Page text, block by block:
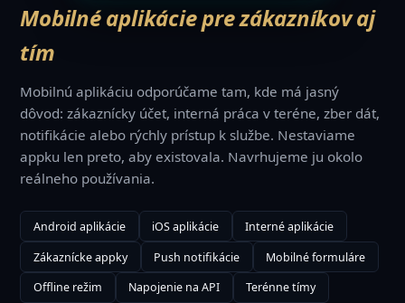
Mobilné aplikácie pre zákazníkov aj
tím
Mobilnú aplikáciu odporúčame tam, kde má jasný
dôvod: zákaznícky účet, interná práca v teréne, zber dát,
notifikácie alebo rýchly prístup k službe. Nestaviame
appku len preto, aby existovala. Navrhujeme ju okolo
reálneho používania.
Android aplikácie iOS aplikácie
Interné aplikácie
Zákaznícke appky
Push notifikácie
Mobilné formuláre
Offline režim
Napojenie na API
Terénne tímy